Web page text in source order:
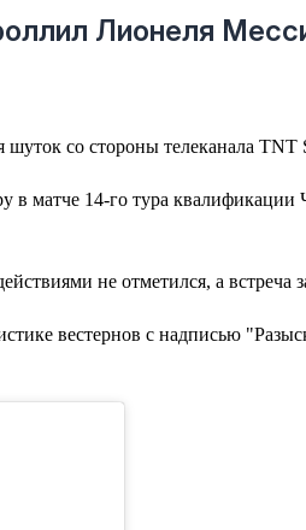
Лионеля
со стороны телеканала TNT
в матче 14-го тура
не отметился, а встреча
вестернов с надписью